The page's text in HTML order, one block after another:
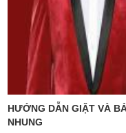
HƯỚNG DẪN GIẶT VÀ
NHUNG